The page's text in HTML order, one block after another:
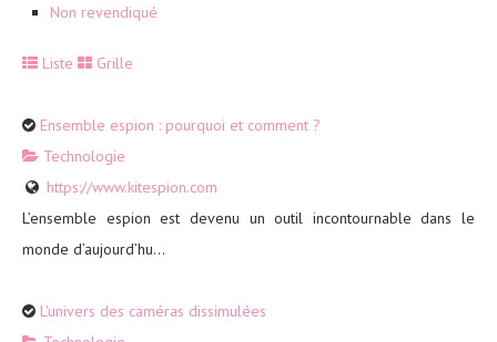
Non revendiqué
Liste Grille
Ensemble espion : pourquoi et comment ?
Technologie
https://www.kitespion.com
L’ensemble espion est devenu un outil incontournable dans le
monde d’aujourd’hu...
L'univers des caméras dissimulées